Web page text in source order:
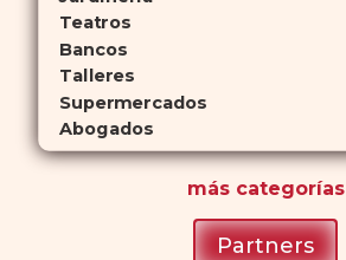
Teatros
Bancos
Talleres
Supermercados
Abogados
máscategorías
Partners